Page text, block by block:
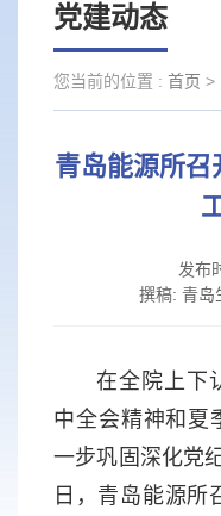
党建动态
您当前的位置 : 首页 >
青岛能源所召
发布
撰稿: 青岛
在全院上下
中全会精神和夏
一步巩固深化党
日，青岛能源所